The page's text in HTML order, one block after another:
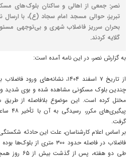
نصر: جمعی از اهالی و ساکنان بلوک‌های
تبریز، حوالی مسجد امام سجاد (ع)، با ارسال
بحران سرریز فاضلاب شهری و بی‌توجهی
گلایه کردند.
به گزارش نصر، در این نامه آمده است:
از تاریخ ۷ اسفند ۱۴۰۴، نشانه‌های
چندین بلوک مسکونی مشاهده شده و بوی شدید و
گرفت.
بر اساس اعلام کارشناسان، علت این حادثه
فاضلاب در فاصله حدود ۳۰۰
طی دو هفته،